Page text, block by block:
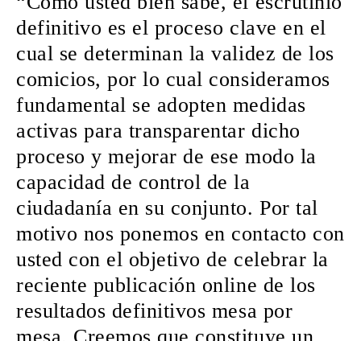
definitivo es el proceso clave en el
cual se determinan la validez de los
comicios, por lo cual consideramos
fundamental se adopten medidas
activas para transparentar dicho
proceso y mejorar de ese modo la
capacidad de control de la
ciudadanía en su conjunto. Por tal
motivo nos ponemos en contacto con
usted con el objetivo de celebrar la
reciente publicación online de los
resultados definitivos mesa por